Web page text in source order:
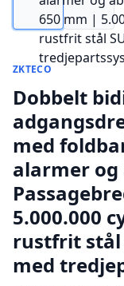
ZKTECO
Dobbelt
med
alarmer
5.000.000
rustfrit stål
med